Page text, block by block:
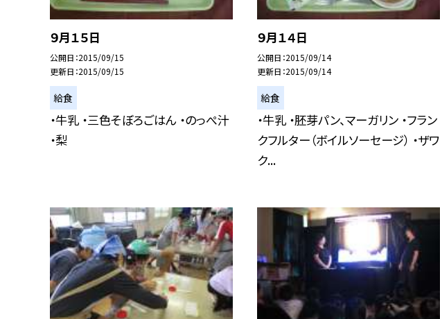
９月１５日
公開日 2015/09/15
更新日 2015/09/15
給食
・牛乳 ・三色そぼろごはん ・のっぺ汁
・梨
９月１４日
公開日 2015/09/14
更新日 2015/09/14
給食
・牛乳 ・胚芽パン、マーガリン ・フラン
クフルター（ボイルソーセージ） ・ザワ
ク...